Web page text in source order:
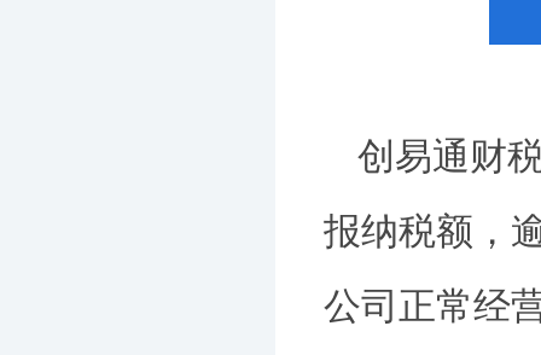
创易通财
报纳税额，
公司正常经